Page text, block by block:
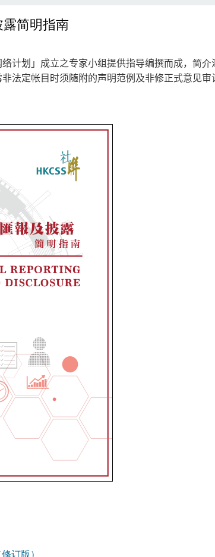
简明指南
计划」成立之专家小组提供指导编撰而成， 简介
法定帐目时须随附的声明范例及非修正式意见审
订版）